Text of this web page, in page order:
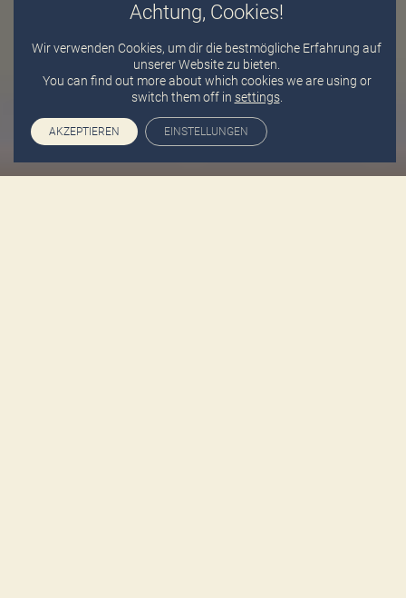
Achtung, Cookies!
Wir verwenden Cookies, um dir die bestmögliche Erfahrung auf
unserer Website zu bieten.
You can find out more about which cookies we are using or
switch them off in settings.
AKZEPTIEREN EINSTELLUNGEN